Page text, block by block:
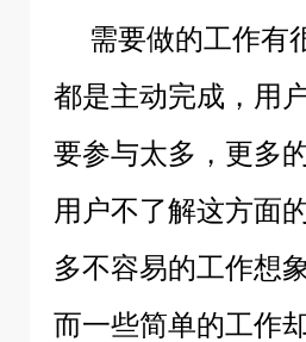
需要做的工作有
都是主动完成，用
要参与太多，更多
用户不了解这方面
多不容易的工作想
而一些简单的工作